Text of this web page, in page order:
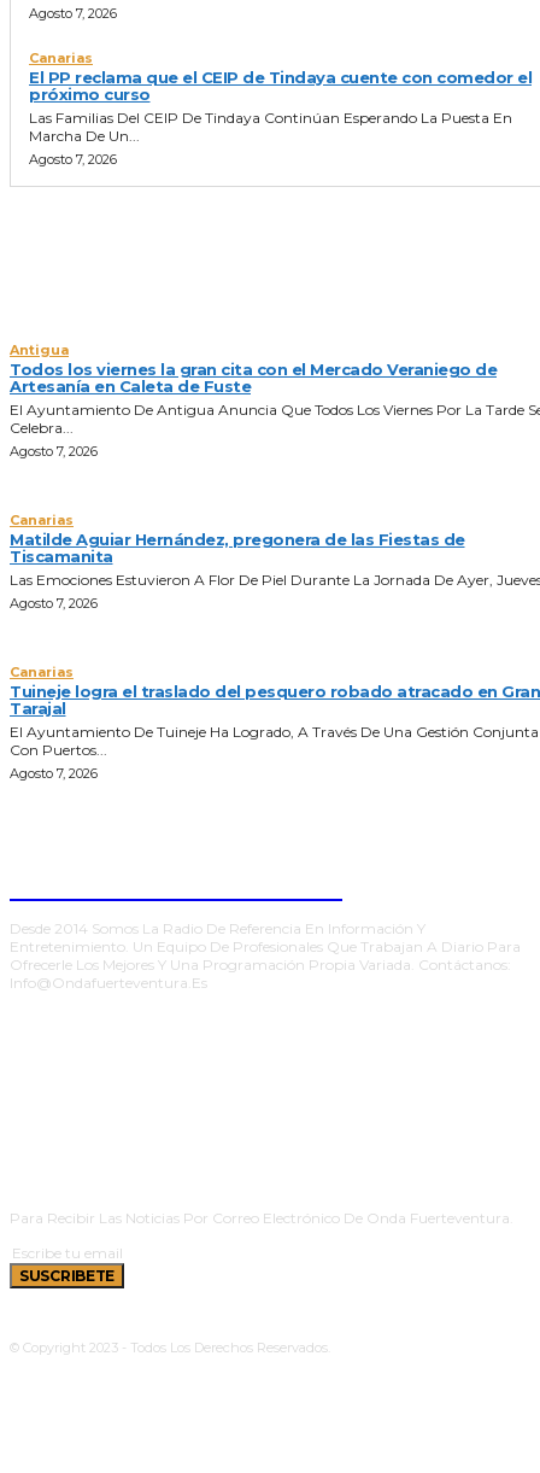
Agosto 7, 2026
Canarias
El PP reclama que el CEIP de Tindaya cuente con comedor el
próximo curso
Las Familias Del CEIP De Tindaya Continúan Esperando La Puesta En
Marcha De Un...
Agosto 7, 2026
Antigua
Todos los viernes la gran cita con el Mercado Veraniego de
Artesanía en Caleta de Fuste
El Ayuntamiento De Antigua Anuncia Que Todos Los Viernes Por La Tarde
Celebra...
Agosto 7, 2026
Canarias
Matilde Aguiar Hernández, pregonera de las Fiestas de
Tiscamanita
Las Emociones Estuvieron A Flor De Piel Durante La Jornada De Ayer,
Agosto 7, 2026
Canarias
Tuineje logra el traslado del pesquero robado atracado en Gran
Tarajal
El Ayuntamiento De Tuineje Ha Logrado, A Través De Una Gestión Conjunta
Con Puertos...
Agosto 7, 2026
Desde 2014 Somos La Radio De Referencia En Información Y
Entretenimiento. Un Equipo De Profesionales Que Trabajan A Diario Para
Ofrecerle Los Mejores Y Una Programación Propia Variada. Contáctanos:
Info@ondafuerteventura.es
Para Recibir Las Noticias Por Correo Electrónico De Onda Fuerteventura.
SUSCRIBETE
© Copyright 2023 - Todos Los Derechos Reservados.